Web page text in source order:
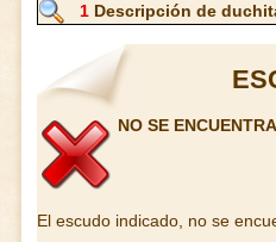
1 Descripción de
NO SE
El escudo indicado, no se